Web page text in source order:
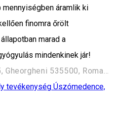
áramlik ki
finomra őrölt
marad a
mindenkinek jár!
Strada Nicolae Bălcescu 55, Gheorgheni 535500, Romania
tevékenység Úszómedence,